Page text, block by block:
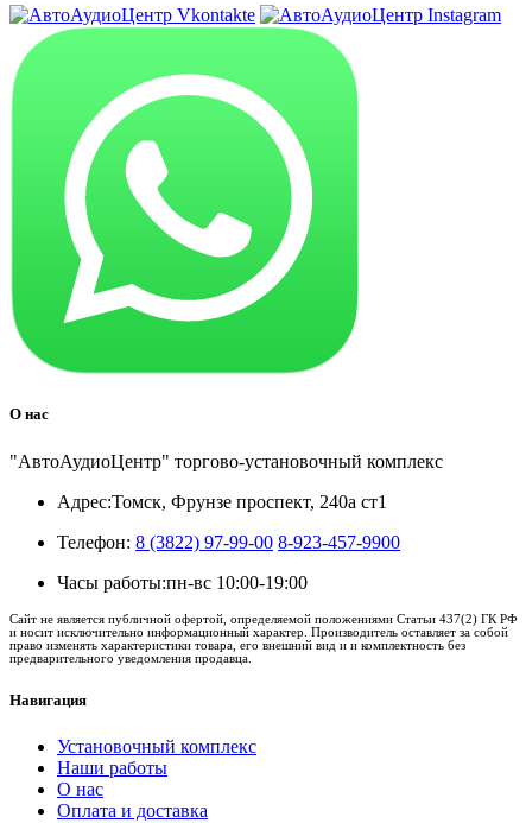
О нас
"АвтоАудиоЦентр" торгово-установочный комплекс
Адрес:Томск, Фрунзе проспект, 240а ст1
Телефон: 8 (3822) 97-99-00 8-923-457-9900
Часы работы:пн-вс 10:00-19:00
Сайт не является публичной офертой, определяемой положениями Статьи 437(2) ГК РФ
и носит исключительно информационный характер. Производитель оставляет за собой
право изменять характеристики товара, его внешний вид и и комплектность без
предварительного уведомления продавца.
Навигация
Установочный комплекс
Наши работы
О нас
Оплата и доставка